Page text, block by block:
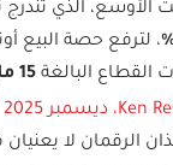
الأوسع، الذي
، لترفع حصة البيع
القطاع البالغة 15 مليار دولار
الرقمان لا